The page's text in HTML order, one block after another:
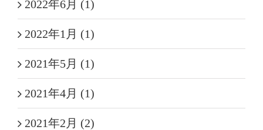
2022年6月 (1)
2022年1月 (1)
2021年5月 (1)
2021年4月 (1)
2021年2月 (2)